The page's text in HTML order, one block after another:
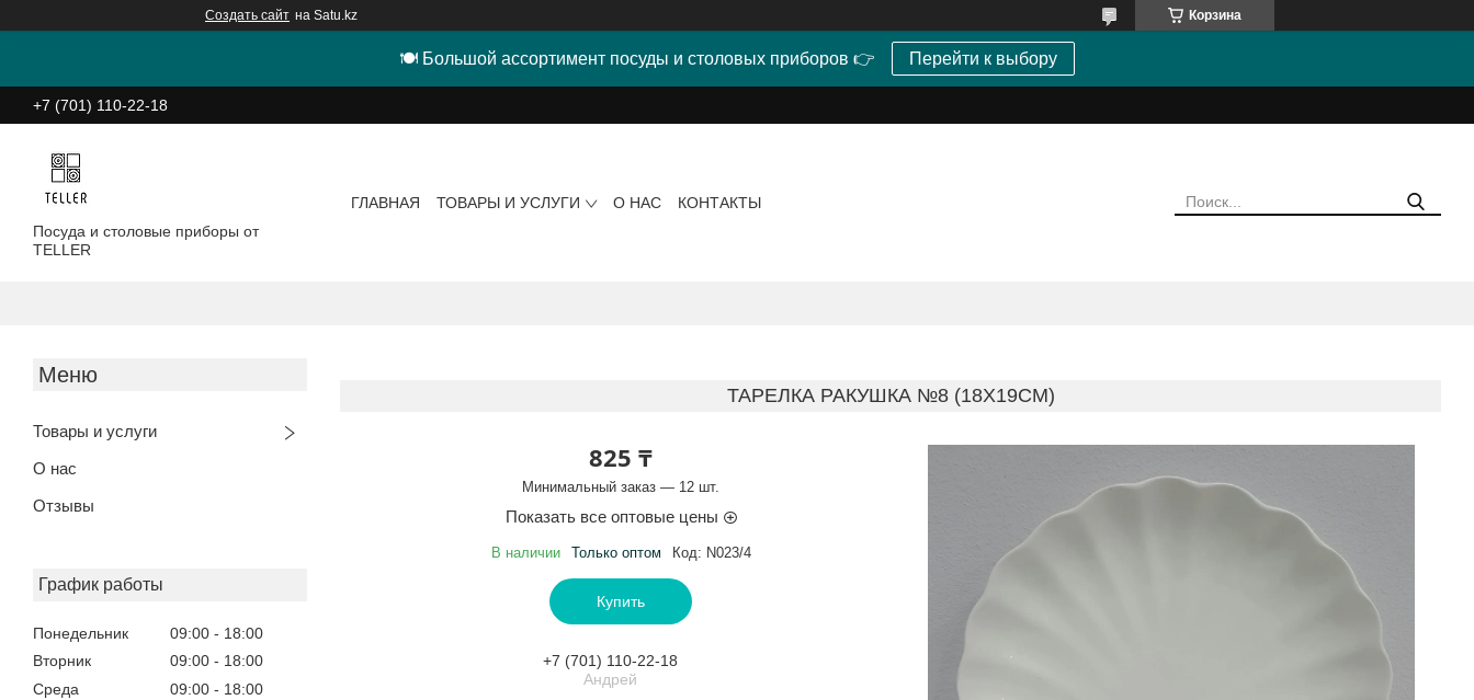
Создать сайт на Satu.kz Корзина
🍽 Большой ассортимент посуды и столовых приборов 👉 Перейти к выбору
+7 (701) 110-22-18
Посуда и столовые приборы от
TELLER
ГЛАВНАЯ ТОВАРЫ И УСЛУГИ О НАС КОНТАКТЫ
Товары и услуги
О нас
Отзывы
График работы
Понедельник 09:00
18:00
Вторник
09:00
18:00
Среда
09:00
18:00
ТАРЕЛКА РАКУШКА №8 (18Х19СМ)
825 ₸
Минимальный заказ — 12 шт.
Показать все оптовые цены
В наличии Только оптом Код: N023/4
Купить
+7 (701) 110-22-18
Андрей